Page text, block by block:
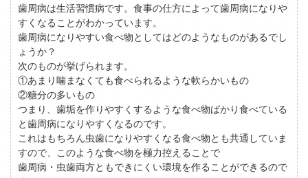
歯周病は生活習慣病です。食事の仕方によって歯周病になりや
すくなることがわかっています。
歯周病になりやすい食べ物としてはどのようなものがあるでし
ょうか？
次のものが挙げられます。
①あまり噛まなくても食べられるような軟らかいもの
②糖分の多いもの
つまり、歯垢を作りやすくするような食べ物ばかり食べている
と歯周病になりやすくなるのです。
これはもちろん虫歯になりやすくなる食べ物とも共通していま
すので、このような食べ物を極力控えることで
歯周病・虫歯両方ともできにくい環境を作ることができるので